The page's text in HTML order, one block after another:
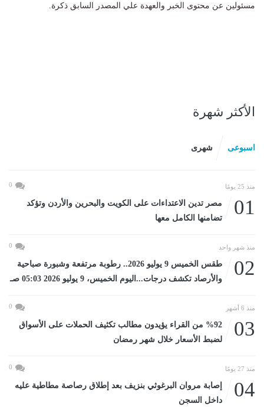
مسئولين عن محتوى الخبر والعهدة علي المصدر السابق ذكرة.
الأكثر شهرة
اسبوعى شهرى
منذ 25 يومًا 0
01
مصر تدين الاعتداءات على الكويت والبحرين والأردن وتؤكد
تضامنها الكامل معها
منذ شهر واحد 0
02
طقس الخميس 9 يوليو 2026.. رطوبة مرتفعة وشبورة صباحية
والأرصاد تكشف درجات...اليوم الخميس، 9 يوليو 2026 05:03 صـ
منذ 6 أشهر 0
03
%92 من القراء يؤيدون مطالب تكثيف الحملات على الأسواق
لضبط الأسعار خلال شهر رمضان
منذ 27 يومًا 0
04
إصابة مروان البرغوثي بنزيف بعد إطلاق رصاصة مطاطية عليه
داخل السجن